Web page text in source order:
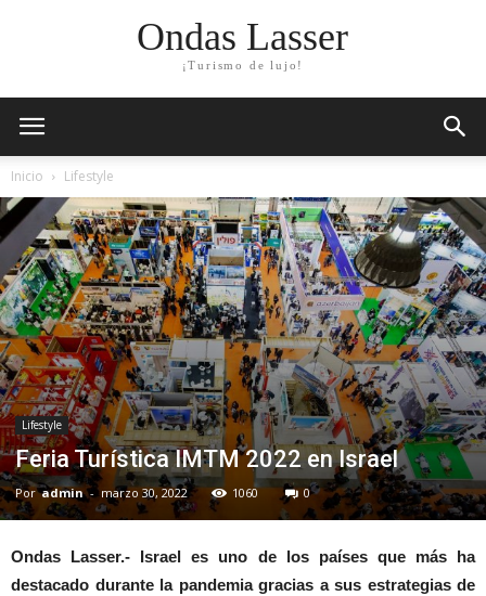
Ondas Lasser
¡Turismo de lujo!
Inicio Lifestyle
Lifestyle
Feria Turística IMTM 2022 en Israel
Por admin - marzo 30, 2022 1060 0
Ondas Lasser.- Israel es uno de los países que más ha
destacado durante la pandemia gracias a sus estrategias de